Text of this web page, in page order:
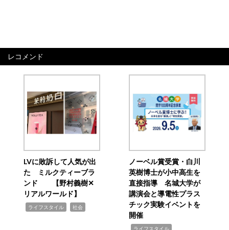
レコメンド
LVに敗訴して人気が出
た ミルクティーブラ
ンド 【野村義樹✕
リアルワールド】
ライフスタイル 社会
ノーベル賞受賞・白川
英樹博士が小中高生を
直接指導 名城大学が
講演会と導電性プラス
チック実験イベントを
開催
ライフスタイル